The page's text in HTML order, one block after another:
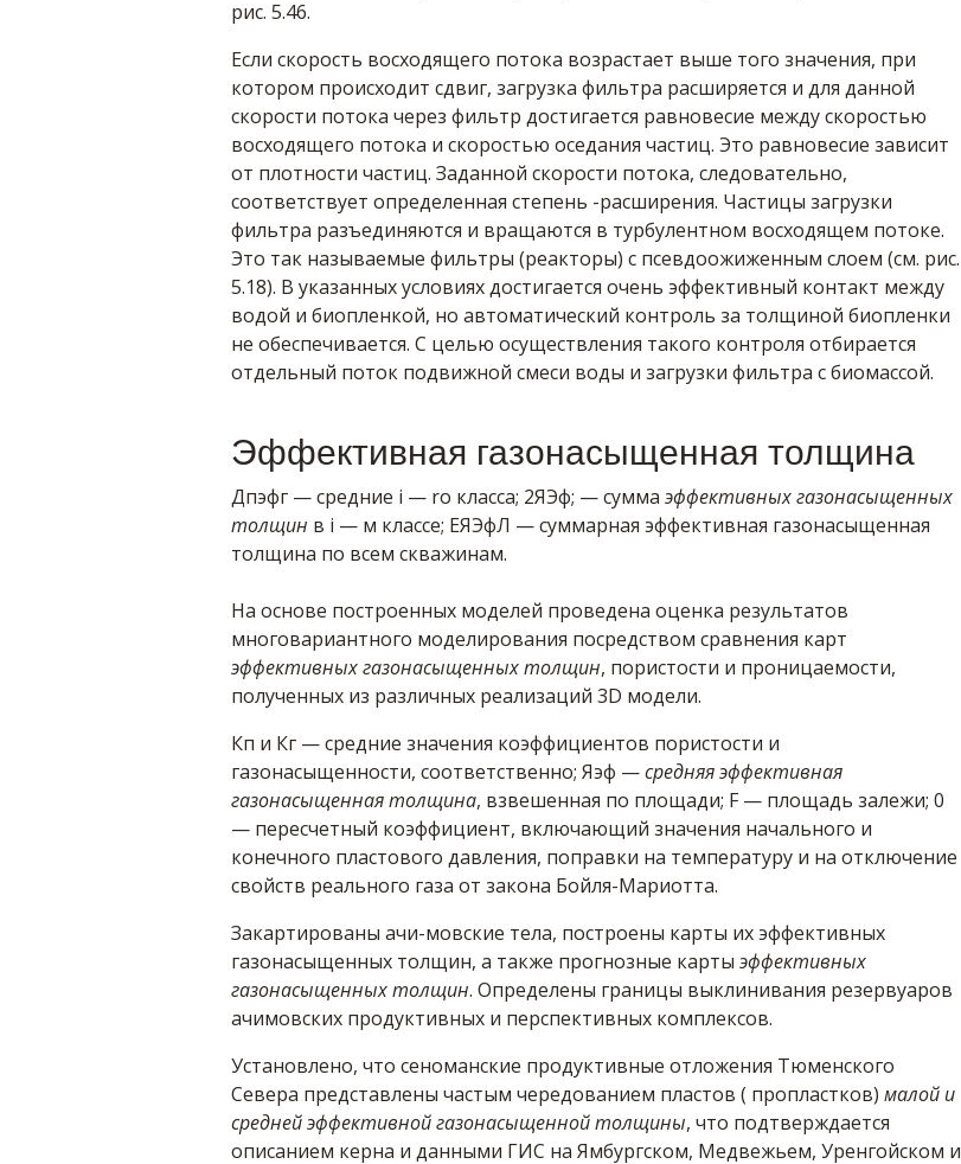
рис. 5.46.
Если скорость восходящего потока возрастает выше того значения, при
котором происходит сдвиг, загрузка фильтра расширяется и для данной
скорости потока через фильтр достигается равновесие между скоростью
восходящего потока и скоростью оседания частиц. Это равновесие зависит
от плотности частиц. Заданной скорости потока, следовательно,
соответствует определенная степень -расширения. Частицы загрузки
фильтра разъединяются и вращаются в турбулентном восходящем потоке.
Это так называемые фильтры (реакторы) с псевдоожиженным слоем (см. рис.
5.18). В указанных условиях достигается очень эффективный контакт между
водой и биопленкой, но автоматический контроль за толщиной биопленки
не обеспечивается. С целью осуществления такого контроля отбирается
отдельный поток подвижной смеси воды и загрузки фильтра с биомассой.
Эффективная газонасыщенная толщина
Дпэфг — средние i — ro класса; 2ЯЭф; — сумма эффективных газонасыщенных
толщин в i — м классе; ЕЯЭфЛ — суммарная эффективная газонасыщенная
толщина по всем скважинам.
На основе построенных моделей проведена оценка результатов
многовариантного моделирования посредством сравнения карт
эффективных газонасыщенных толщин, пористости и проницаемости,
полученных из различных реализаций 3D модели.
Кп и Кг — средние значения коэффициентов пористости и
газонасыщенности, соответственно; Яэф —средняя эффективная
газонасыщенная толщина, взвешенная по площади; F — площадь залежи; 0
— пересчетный коэффициент, включающий значения начального и
конечного пластового давления, поправки на температуру и на отключение
свойств реального газа от закона Бойля-Мариотта.
Закартированы ачи-мовские тела, построены карты их эффективных
газонасыщенных толщин, а также прогнозные карты эффективных
газонасыщенных толщин. Определены границы выклинивания резервуаров
ачимовских продуктивных и перспективных комплексов.
Установлено, что сеноманские продуктивные отложения Тюменского
Севера представлены частым чередованием пластов ( пропластков) малой и
средней эффективной газонасыщенной толщины, что подтверждается
описанием керна и данными ГИС на Ямбургском, Медвежьем, Уренгойском и